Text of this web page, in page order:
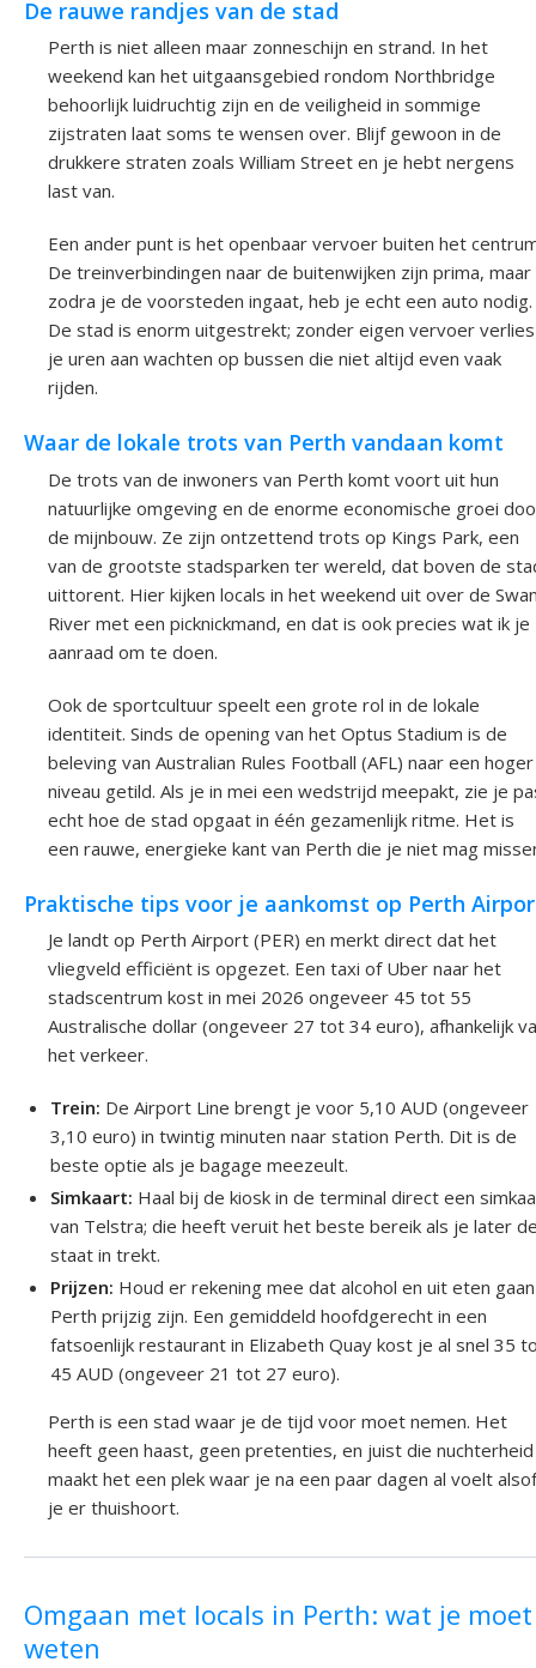
De rauwe randjes van de stad
Perth is niet alleen maar zonneschijn en strand. In het
weekend kan het uitgaansgebied rondom Northbridge
behoorlijk luidruchtig zijn en de veiligheid in sommige
zijstraten laat soms te wensen over. Blijf gewoon in de
drukkere straten zoals William Street en je hebt nergens
last van.
Een ander punt is het openbaar vervoer buiten het
De treinverbindingen naar de buitenwijken zijn prima, maar
zodra je de voorsteden ingaat, heb je echt een auto nodig.
De stad is enorm uitgestrekt; zonder eigen vervoer verlies
je uren aan wachten op bussen die niet altijd even vaak
rijden.
Waar de lokale trots van Perth vandaan komt
De trots van de inwoners van Perth komt voort uit hun
natuurlijke omgeving en de enorme economische groei
de mijnbouw. Ze zijn ontzettend trots op Kings Park, een
van de grootste stadsparken ter wereld, dat boven de
uittorent. Hier kijken locals in het weekend uit over de
River met een picknickmand, en dat is ook precies wat ik je
aanraad om te doen.
Ook de sportcultuur speelt een grote rol in de lokale
identiteit. Sinds de opening van het Optus Stadium is de
beleving van Australian Rules Football (AFL) naar een hoger
niveau getild. Als je in mei een wedstrijd meepakt, zie je
echt hoe de stad opgaat in één gezamenlijk ritme. Het is
een rauwe, energieke kant van Perth die je niet mag
Praktische tips voor je aankomst op Perth
Je landt op Perth Airport (PER) en merkt direct dat het
vliegveld efficiënt is opgezet. Een taxi of Uber naar het
stadscentrum kost in mei 2026 ongeveer 45 tot 55
Australische dollar (ongeveer 27 tot 34 euro), afhankelijk
het verkeer.
Trein: De Airport Line brengt je voor 5,10 AUD (ongeveer
3,10 euro) in twintig minuten naar station Perth. Dit is de
beste optie als je bagage meezeult.
Simkaart: Haal bij de kiosk in de terminal direct een
van Telstra; die heeft veruit het beste bereik als je later
staat in trekt.
Prijzen: Houd er rekening mee dat alcohol en uit eten
Perth prijzig zijn. Een gemiddeld hoofdgerecht in een
fatsoenlijk restaurant in Elizabeth Quay kost je al snel 35
45 AUD (ongeveer 21 tot 27 euro).
Perth is een stad waar je de tijd voor moet nemen. Het
heeft geen haast, geen pretenties, en juist die nuchterheid
maakt het een plek waar je na een paar dagen al voelt alsof
je er thuishoort.
Omgaan met locals in Perth: wat je moet
weten